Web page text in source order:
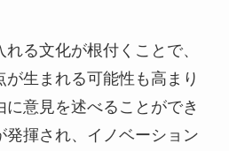
る文化が根付くことで、
生まれる可能性も高まり
に意見を述べることができ
発揮され、イノベーション